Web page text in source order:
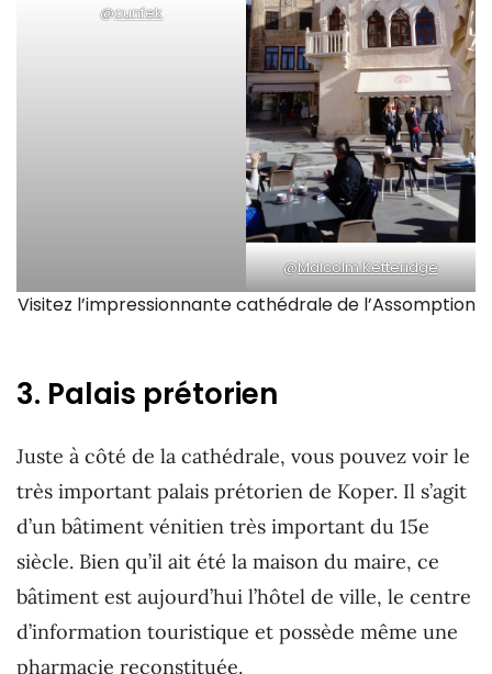
@cunfek
@Malcolm Ketteridge
Visitez l’impressionnante cathédrale de l’Assomption
3. Palais prétorien
Juste à côté de la cathédrale, vous pouvez voir le
très important palais prétorien de Koper. Il s’agit
d’un bâtiment vénitien très important du 15e
siècle. Bien qu’il ait été la maison du maire, ce
bâtiment est aujourd’hui l’hôtel de ville, le centre
d’information touristique et possède même une
pharmacie reconstituée.